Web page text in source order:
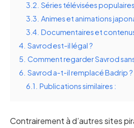
3.2. Séries télévisées populaires
3.3. Animes et animations
3.4. Documentaires et
4. Savrod est-il légal ?
5. Comment regarder Savrod
6. Savrod a-t-il remplacé Badrip ?
6.1. Publications similaires :
Contrairement à d’autres sites